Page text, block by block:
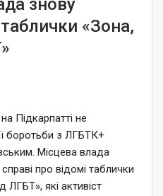
знову
«Зона,
Підкарпатті не
боротьби з ЛГБТК+
Місцева влада
про відомі таблички
ЛГБТ», які активіст